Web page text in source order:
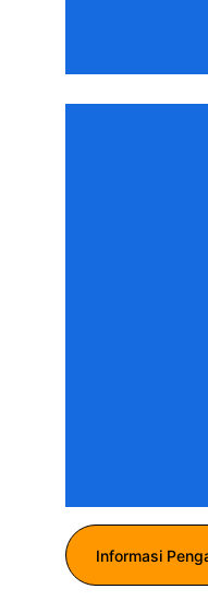
Informasi